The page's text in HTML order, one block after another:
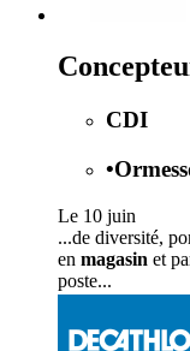
CDI
•
Le 10 juin
...de diversité,
en magasin et
poste...